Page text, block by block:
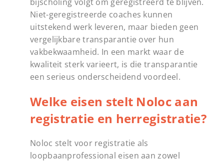
Niet-geregistreerde coaches kunnen
uitstekend werk leveren, maar bieden geen
vergelijkbare transparantie over hun
vakbekwaamheid. In een markt waar de
kwaliteit sterk varieert, is die transparantie
een serieus onderscheidend voordeel.
Welke eisen stelt Noloc aan
registratie en herregistratie?
Noloc stelt voor registratie als
loopbaanprofessional eisen aan zowel